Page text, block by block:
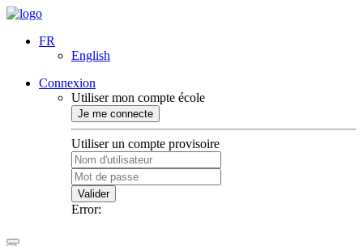
FR
English
Connexion
Utiliser mon compte école
Je me connecte
Utiliser un compte provisoire
Valider
Error: